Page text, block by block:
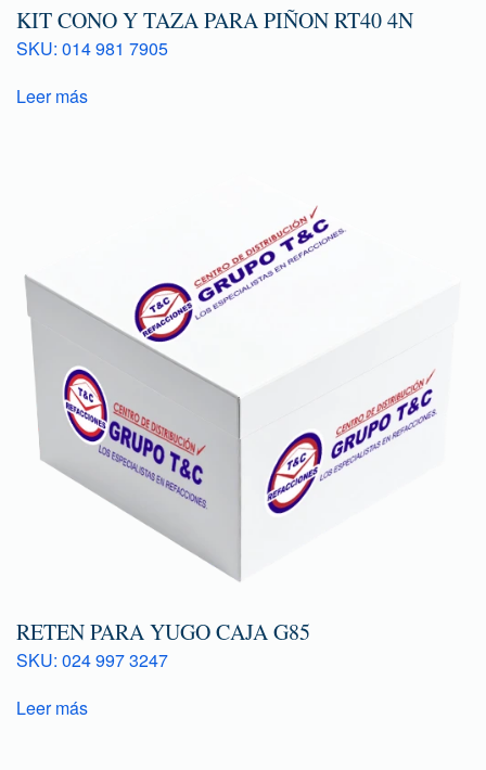
KIT CONO Y TAZA PARA PIÑON RT40 4N
SKU: 014 981 7905
Leer más
RETEN PARA YUGO CAJA G85
SKU: 024 997 3247
Leer más